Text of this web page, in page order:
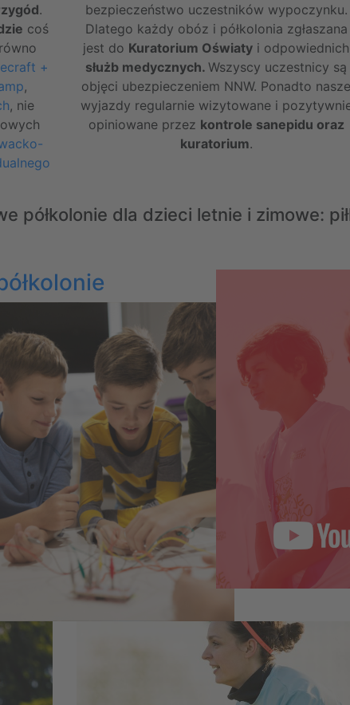
.
coś
+
,
, nie
bezpieczeństwo uczestników wypoczynku.
Dlatego każdy obóz i półkolonia zgłaszana
jest do Kuratorium Oświaty i odpowiednich
służb medycznych. Wszyscy uczestnicy są
objęci ubezpieczeniem NNW. Ponadto nasze
wyjazdy regularnie wizytowane i
opiniowane przez kontrole sanepidu oraz
kuratorium.
półkolonie dla dzieci letnie i zimowe: